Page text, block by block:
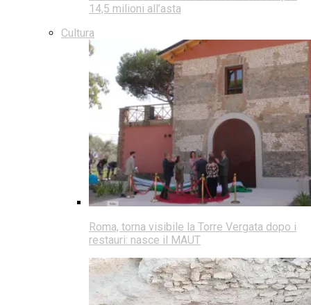
14,5 milioni all’asta
Cultura
Roma, torna visibile la Torre Vergata dopo i
restauri: nasce il MAUT